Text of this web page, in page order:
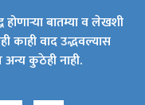
बातम्या व लेखशी
वाद उद्भवल्यास
कुठेही नाही.